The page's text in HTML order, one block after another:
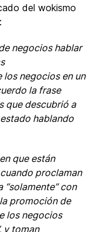
del wokismo
negocios hablar
los negocios en un
la frase
que descubrió a
hablando
que están
proclaman
con
promoción de
los negocios
y toman